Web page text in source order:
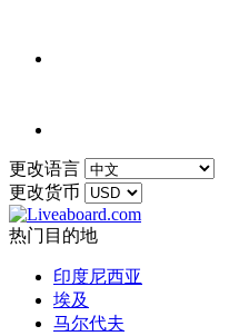
更改语言
更改货币
热门目的地
印度尼西亚
埃及
马尔代夫